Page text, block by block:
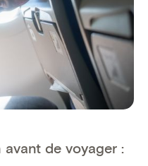
de voyager :